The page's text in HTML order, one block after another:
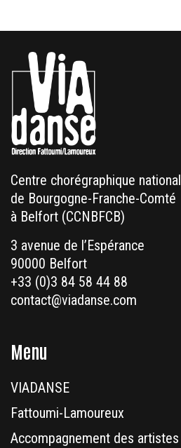
Centre chorégraphique national
de Bourgogne-Franche-Comté
à Belfort (CCNBFCB)
3 avenue de l’Espérance
90000 Belfort
+33 (0)3 84 58 44 88
contact@viadanse.com
Menu
VIADANSE
Fattoumi-Lamoureux
Accompagnement des artistes